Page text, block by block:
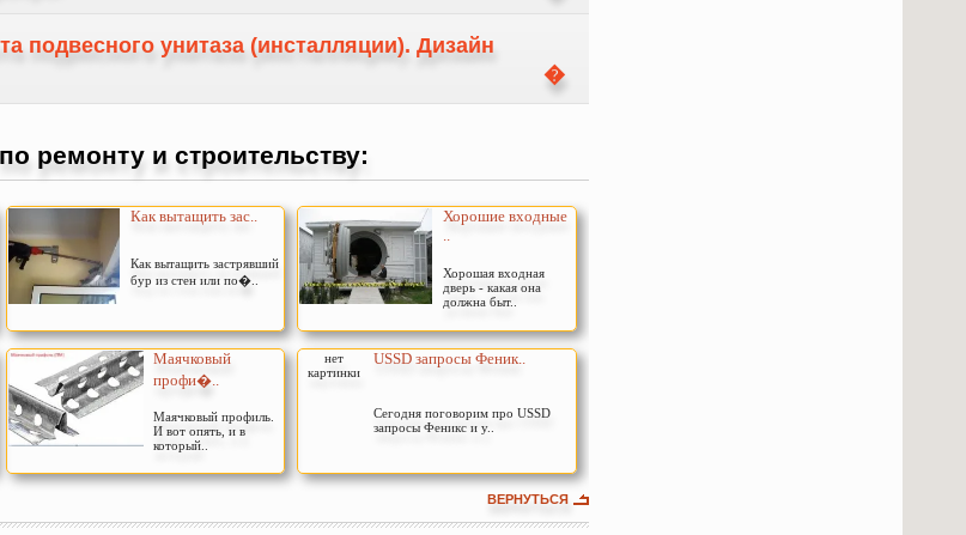
подвесного унитаза (инсталляции). Дизайн
ремонту и строительству:
Как вытащить зас..
Как вытащить застрявший
бур из стен или по�..
Хорошие входные
Хорошая входная
дверь - какая она
должна быт..
Маячковый
профи�..
Маячковый профиль.
И вот опять, и в
который..
нет
картинки
USSD запросы Феник..
Сегодня поговорим про USSD
запросы Феникс и у..
ВЕРНУТЬСЯ